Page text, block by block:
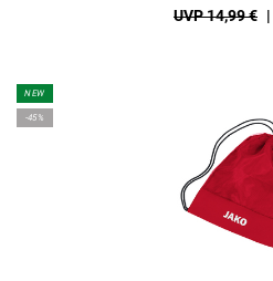
UVP 14,99 € |
NEW
-45%